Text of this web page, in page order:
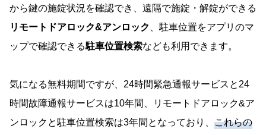
から鍵の施錠状況を確認でき、遠隔で施錠・解錠ができる
リモートドアロック&アンロック
、駐車位置をアプリのマ
ップで確認できる駐車位置検索なども利用できます。
気になる無料期間ですが、24時間緊急通報サービスと24
時間故障通報サービスは10年間、リモートドアロック&ア
ンロックと駐車位置検索は3年間となっており、 これらの